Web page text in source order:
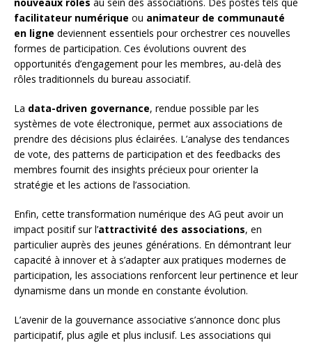
facilitateur numérique ou animateur de communauté
en ligne deviennent essentiels pour orchestrer ces nouvelles
formes de participation. Ces évolutions ouvrent des
opportunités d’engagement pour les membres, au-delà des
rôles traditionnels du bureau associatif.
La data-driven governance, rendue possible par les
systèmes de vote électronique, permet aux associations de
prendre des décisions plus éclairées. L’analyse des tendances
de vote, des patterns de participation et des feedbacks des
membres fournit des insights précieux pour orienter la
stratégie et les actions de l’association.
Enfin, cette transformation numérique des AG peut avoir un
impact positif sur l’attractivité des associations, en
particulier auprès des jeunes générations. En démontrant leur
capacité à innover et à s’adapter aux pratiques modernes de
participation, les associations renforcent leur pertinence et leur
dynamisme dans un monde en constante évolution.
L’avenir de la gouvernance associative s’annonce donc plus
participatif, plus agile et plus inclusif. Les associations qui